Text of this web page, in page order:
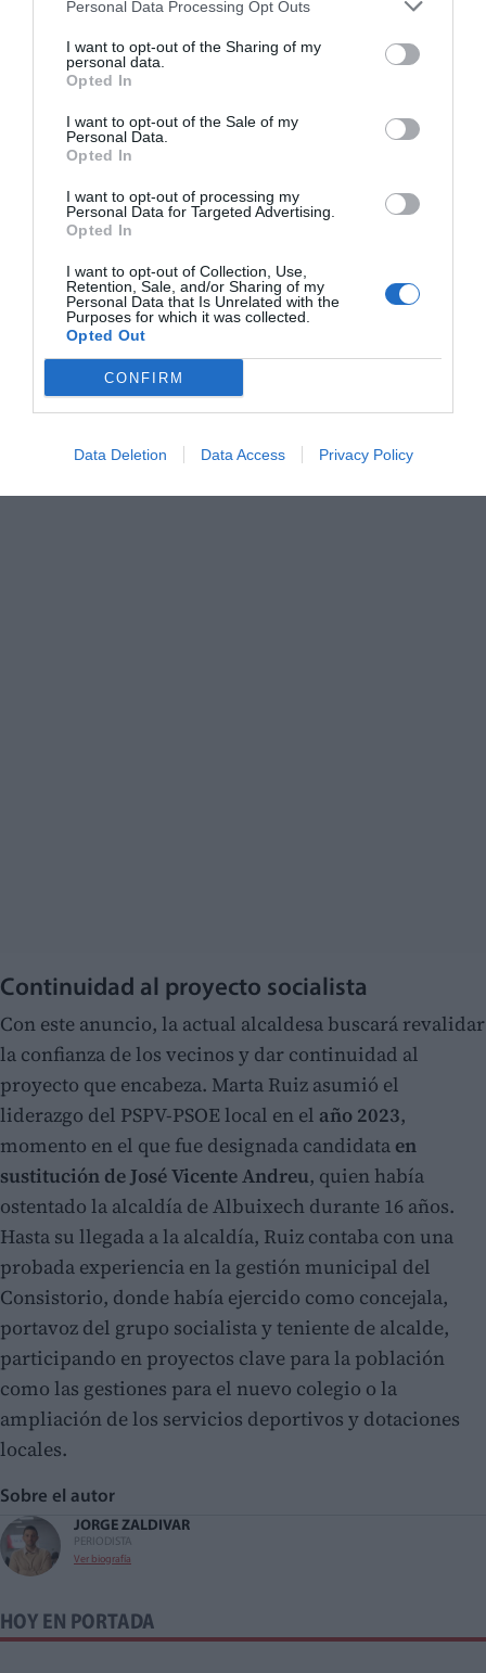
Personal Data Processing Opt Outs
I want to opt-out of the Sharing of my
personal data.
Opted In
I want to opt-out of the Sale of my
Personal Data.
Opted In
I want to opt-out of processing my
Personal Data for Targeted Advertising.
Opted In
I want to opt-out of Collection, Use,
Retention, Sale, and/or Sharing of my
Personal Data that Is Unrelated with the
Purposes for which it was collected.
Opted Out
CONFIRM
Data Deletion Data Access Privacy Policy
al frente del Consistorio, destacando el valor
simbólico de su llegada a la alcaldía como un reflejo
del avance hacia la igualdad real de género y el
liderazgo femenino en los espacios de
responsabilidad política. Asimismo, ha expresado su
ha reafirmado su modelo de hacer política, basado en
la cercanía, la honestidad y la búsqueda de soluciones
útiles para el bienestar de la ciudadanía de Albuixech.
Continuidad al proyecto socialista
Con este anuncio, la actual alcaldesa buscará revalidar
la confianza de los vecinos y dar continuidad al
proyecto que encabeza. Marta Ruiz asumió el
liderazgo del PSPV-PSOE local en el año 2023,
momento en el que fue designada candidata en
sustitución de José Vicente Andreu, quien había
ostentado la alcaldía de Albuixech durante 16 años.
Hasta su llegada a la alcaldía, Ruiz contaba con una
probada experiencia en la gestión municipal del
Consistorio, donde había ejercido como concejala,
portavoz del grupo socialista y teniente de alcalde,
participando en proyectos clave para la población
como las gestiones para el nuevo colegio o la
ampliación de los servicios deportivos y dotaciones
locales.
Sobre el autor
JORGE ZALDIVAR
PERIODISTA
Ver biografía
HOY EN PORTADA